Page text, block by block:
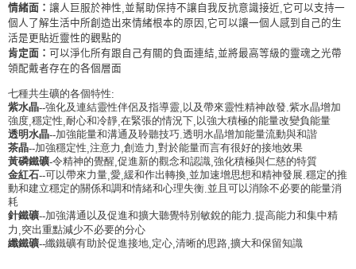
情緒面： 讓人巨服於神性,並幫助保持不讓自我反抗意識接近,它可以支持一
個人了解生活中所創造出來情緒根本的原因 ,它可以讓一個人感到自己的生
活是更貼近靈性的觀點的
肯定面： 可以淨化所有跟自己有關的負面連結,並將最高等級的靈魂之光帶
領配戴者存在的各個層面
七種共生礦的各個特性:
紫水晶--強化及連結靈性伴侶及指導靈 以及帶來靈性精神啟發 紫水晶增加
強度 穩定性 耐心和冷靜 在緊張的情況下 以強大積極的能量改變負能量
透明水晶--加強能量和溝通及聆聽技巧 透明水晶增加能量流動與和諧
茶晶--加強穩定性,注意力 ,創造力 ,對於能量而言有很好的接地效果
黃磷鐵礦-令精神的覺醒,促進新的觀念和認識,強化積極與仁慈的特質
金紅石--可以帶來力量,愛,緩和作出轉換,並加速增思想和精神發展.穩定的推
動和建立穩定的關係和調和情緒和心理失衡.並且可以消除不必要的能量消
耗
針鐵礦--加強溝通以及促進和擴大聽覺特別敏銳的能力 .提高能力和集中精
力 突出重點減少不必要的分心
纖鐵礦--纖鐵礦有助於促進接地 定心 清晰的思路 擴大和保留知識